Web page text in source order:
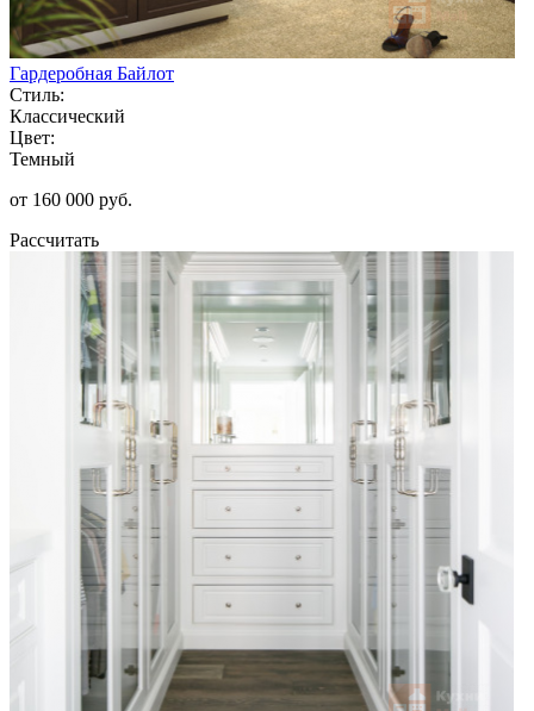
Гардеробная Байлот
Стиль:
Классический
Цвет:
Темный
от 160 000 руб.
Рассчитать